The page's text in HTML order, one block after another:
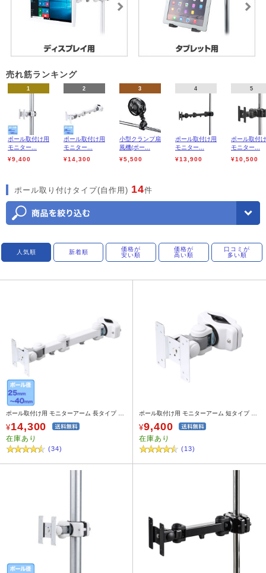
売れ筋ランキング
1
ポール取付け用
モニター...
¥9,400
2
ポール取付け用
モニター...
¥14,300
3
小型クランプ扇
風機(ポー...
¥5,500
4
ポール取付け用
モニター...
¥13,900
5
ポール取付
モニター...
¥10,500
ポール取り付けタイプ(自作用) 14件
人気順 新着順
価格が
安い順
価格が
高い順
口コミが
多い順
¥14,300
在庫あり
(34)
¥9,400
在庫あり
(13)